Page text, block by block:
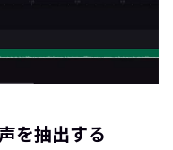
を抽出する